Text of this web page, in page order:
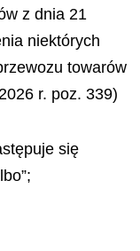
z dnia 21
niektórych
towarów
r. poz. 339)
się